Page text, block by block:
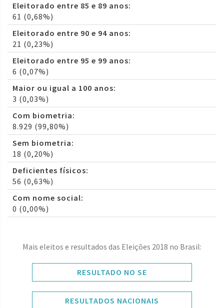
Eleitorado entre 85 e 89 anos:
61 (0,68%)
Eleitorado entre 90 e 94 anos:
21 (0,23%)
Eleitorado entre 95 e 99 anos:
6 (0,07%)
Maior ou igual a 100 anos:
3 (0,03%)
Com biometria:
8.929 (99,80%)
Sem biometria:
18 (0,20%)
Deficientes físicos:
56 (0,63%)
Com nome social:
0 (0,00%)
Mais eleitos e resultados das Eleições 2018 no Brasil:
RESULTADO NO SE
RESULTADOS NACIONAIS